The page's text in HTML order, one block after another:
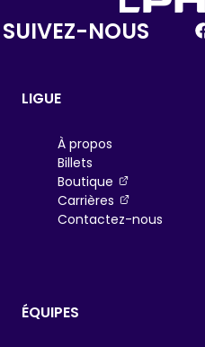
SUIVEZ-NOUS
LIGUE
À propos
Billets
Boutique
, opens in a
Carrières
, opens in
Contactez-nous
ÉQUIPES